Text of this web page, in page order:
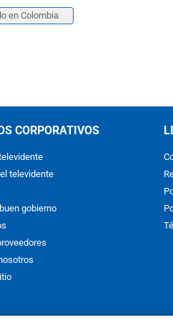
en Colombia
CORPORATIVOS
televidente
gobierno